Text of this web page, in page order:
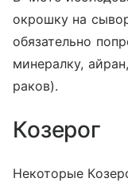
окрошку на
обязательно
минералку,
раков).
Козерог
Некоторые